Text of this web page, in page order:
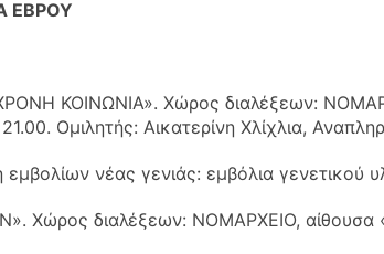
ΕΒΡΟΥ
ΚΟΙΝΩΝΙΑ». Χώρος διαλέξεων:
Ομιλητής: Αικατερίνη Χλίχλια,
νέας γενιάς: εμβόλια γενετικού
Χώρος διαλέξεων: ΝΟΜΑΡΧΕΙΟ, αίθουσα